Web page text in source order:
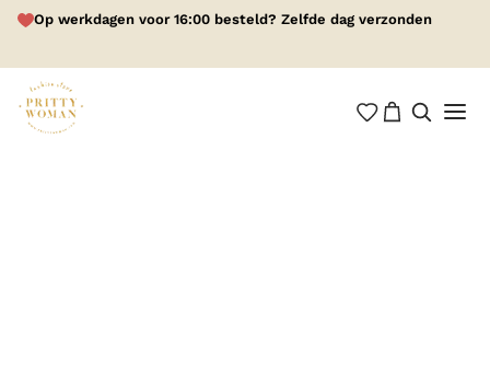
Op werkdagen voor 16:00 besteld? Zelfde dag verzonden